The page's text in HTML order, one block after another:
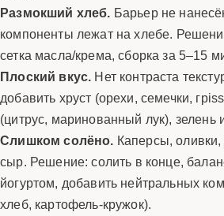
Размокший хлеб. Барьер не
компоненты лежат на хлебе.
сетка масла/крема, сборка за 5–15
Плоский вкус. Нет контраста
добавить хруст (орехи, семечки,
(цитрус, маринованный лук), зелень
Слишком солёно. Каперсы,
сыр. Решение: солить в конце,
йогуртом, добавить нейтральных
хлеб, картофель-кружок).